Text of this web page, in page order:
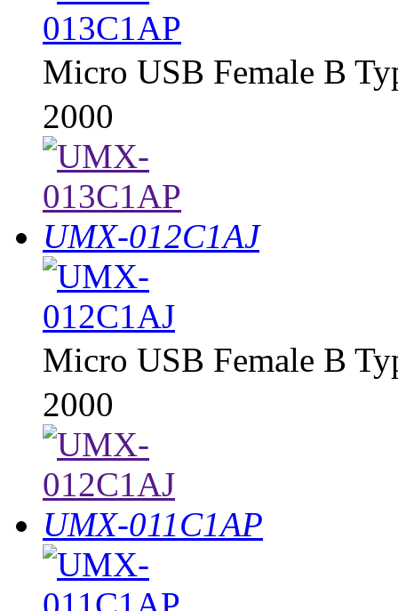
Micro USB Female B
2000
UMX-012C1AJ
Micro USB Female B
2000
UMX-011C1AP